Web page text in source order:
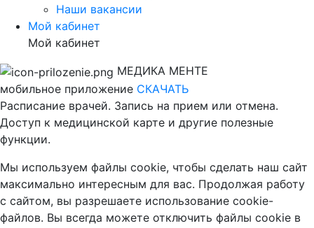
Наши вакансии
Мой кабинет
Мой кабинет
МЕДИКА МЕНТЕ
мобильное приложение СКАЧАТЬ
Расписание врачей. Запись на прием или отмена.
Доступ к медицинской карте и другие полезные
функции.
Мы используем файлы cookie, чтобы сделать наш сайт
максимально интересным для вас. Продолжая работу
с сайтом, вы разрешаете использование cookie-
файлов. Вы всегда можете отключить файлы cookie в